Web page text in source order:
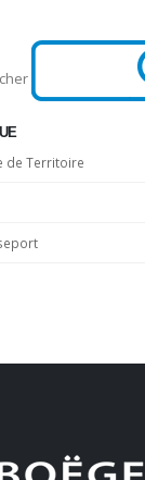
de Territoire